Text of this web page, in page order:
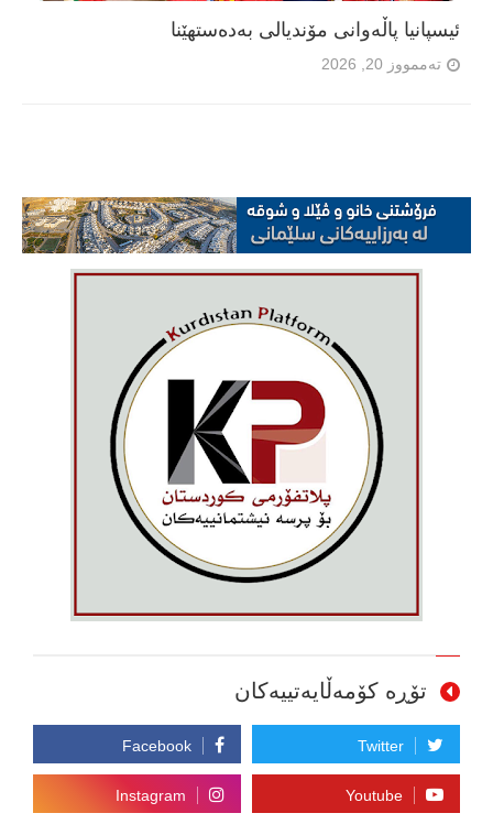
ئیسپانیا پاڵەوانی مۆندیالی بەدەستهێنا
تەممووز 20, 2026
تۆڕە کۆمەڵایەتییەکان